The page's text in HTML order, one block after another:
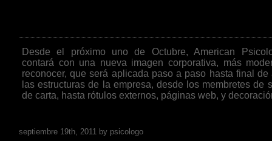
Desde el próximo uno de Octubre, American
contará con una nueva imagen corporativa, más
reconocer, que será aplicada paso a paso hasta final de
las estructuras de la empresa, desde los membretes de
de carta, hasta rótulos externos, páginas web, y
septiembre 19th, 2011 by psicologo